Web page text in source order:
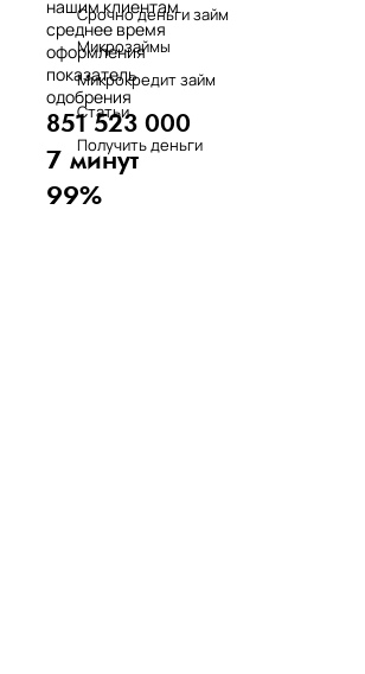
Срочно деньги займ
Микрозаймы
Микрокредит займ
Статьи
Получить деньги
нашим клиентам
среднее время
оформления
показатель
одобрения
851 523 000
7 минут
99%